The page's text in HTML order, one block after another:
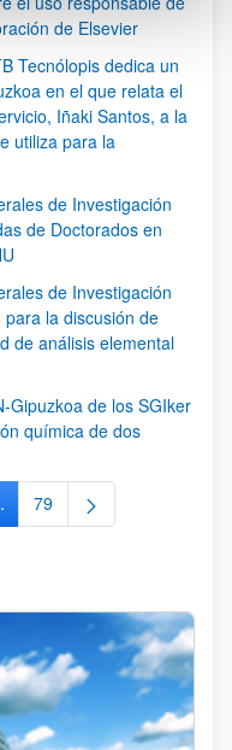
de Elsevier
Tecnólopis dedica un
en el que relata el
Iñaki Santos, a la
utiliza para la
de Investigación
de Doctorados en
de Investigación
la discusión de
de análisis elemental
Gipuzkoa de los SGIker
química de dos
intermedias Use TAB
Página
79